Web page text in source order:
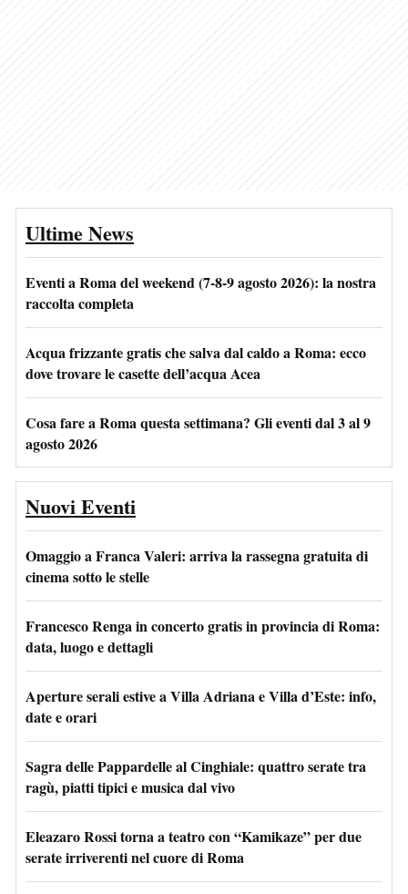
Ultime News
Eventi a Roma del weekend (7-8-9 agosto 2026): la nostra
raccolta completa
Acqua frizzante gratis che salva dal caldo a Roma: ecco
dove trovare le casette dell’acqua Acea
Cosa fare a Roma questa settimana? Gli eventi dal 3 al 9
agosto 2026
Nuovi Eventi
Omaggio a Franca Valeri: arriva la rassegna gratuita di
cinema sotto le stelle
Francesco Renga in concerto gratis in provincia di Roma:
data, luogo e dettagli
Aperture serali estive a Villa Adriana e Villa d’Este: info,
date e orari
Sagra delle Pappardelle al Cinghiale: quattro serate tra
ragù, piatti tipici e musica dal vivo
Eleazaro Rossi torna a teatro con “Kamikaze” per due
serate irriverenti nel cuore di Roma